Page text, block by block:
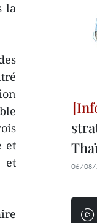
la
et
et
06/08/